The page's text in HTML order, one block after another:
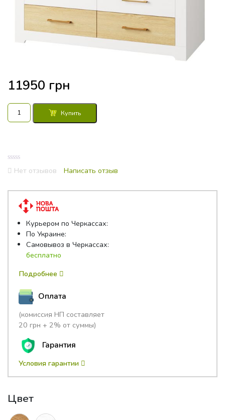
11950 грн
Количество
товара
3Д
4Ш
Купить
0
out
5
Нет отзывов Написать отзыв
Курьером по Черкассах:
По Украине:
Самовывоз в Черкассах:
бесплатно
Подробнее
Оплата
(комиссия НП составляет
20 грн + 2% от суммы)
Гарантия
Условия гарантии
Цвет